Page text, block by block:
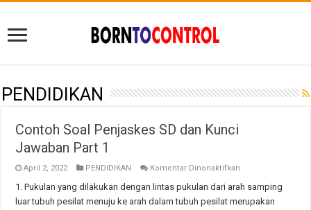
PENDIDIKAN
Contoh Soal Penjaskes SD dan Kunci
Jawaban Part 1
April 2, 2022 PENDIDIKAN Komentar Dinonaktifkan
Soal
Penjaskes
SD
1. Pukulan yang dilakukan dengan lintas pukulan dari arah samping
luar tubuh pesilat menuju ke arah dalam tubuh pesilat merupakan